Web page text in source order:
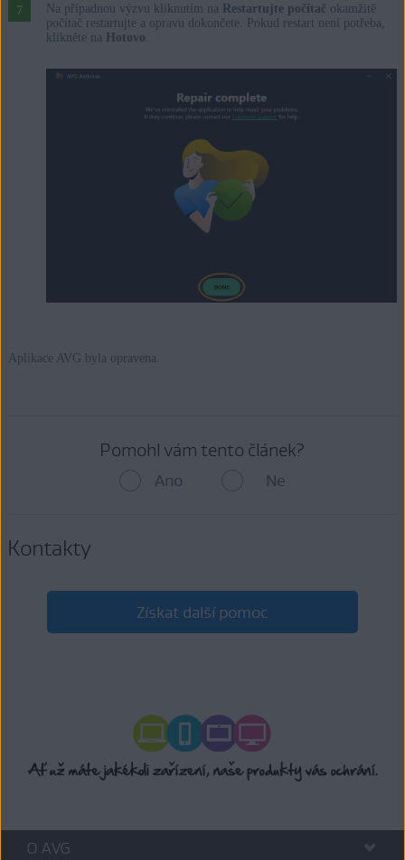
Na případnou výzvu kliknutím na Restartujte počítač okamžitě
počítač restartujte a opravu dokončete. Pokud restart není potřeba,
klikněte na Hotovo
Aplikace AVG byla opravena.
Pomohl vám tento článek?
Ano Ne
Kontakty
Získat další pomoc
O AVG